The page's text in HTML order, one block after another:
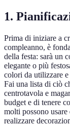
1.
Prima di iniziare a
compleanno, è
della festa: sarà un
elegante o più
colori da utilizzare
Fai una lista di ciò
centrotavola e
budget e di tenere
molti possono
realizzare